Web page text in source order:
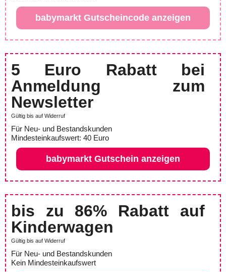
babymarkt Gutscheincode anzeigen
5 Euro Rabatt bei
Anmeldung zum
Newsletter
Gültig bis auf Widerruf
Für Neu- und Bestandskunden
Mindesteinkaufswert: 40 Euro
babymarkt Gutschein anzeigen
bis zu 86% Rabatt auf
Kinderwagen
Gültig bis auf Widerruf
Für Neu- und Bestandskunden
Kein Mindesteinkaufswert